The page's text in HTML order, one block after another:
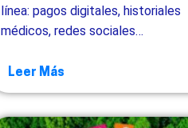
línea: pagos digitales, historiales
médicos, redes sociales…
Leer Más